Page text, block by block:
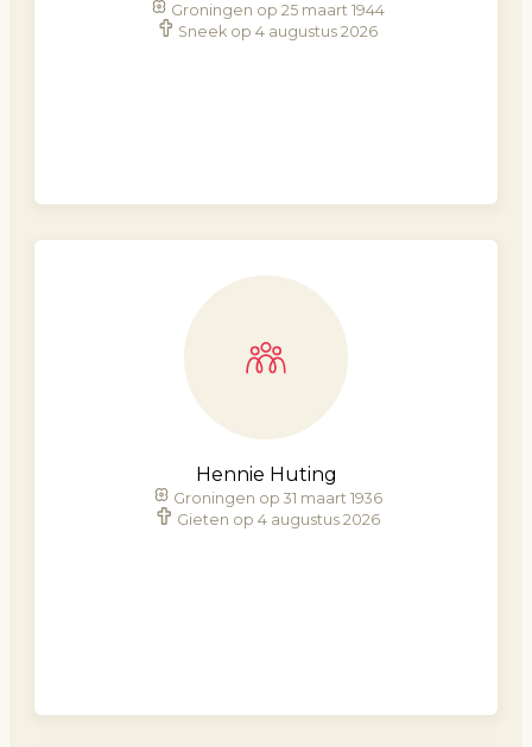
Groningen op 25 maart 1944
Sneek op 4 augustus 2026
Hennie Huting
Groningen op 31 maart 1936
Gieten op 4 augustus 2026